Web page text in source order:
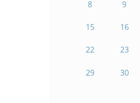
8 9
15 16
22 23
29 30